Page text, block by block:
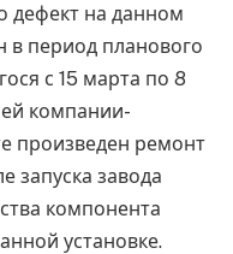
дефект на данном
в период планового
с 15 марта по 8
компании-
произведен ремонт
запуска завода
компонента
установке.